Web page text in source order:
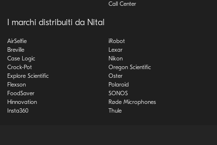
Call Center
I marchi distribuiti da Nital
AirSelfie
Breville
Case Logic
Crock-Pot
Explore Scientific
Flexson
FoodSaver
Hinnovation
Insta360
iRobot
Lexar
Nikon
Oregon Scientific
Oster
Polaroid
SONOS
Røde Microphones
Thule